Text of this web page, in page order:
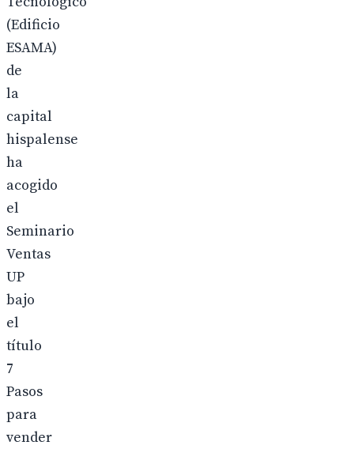
(Edificio
ESAMA)
de
la
capital
hispalense
ha
acogido
el
Seminario
Ventas
UP
bajo
el
título
7
Pasos
para
vender